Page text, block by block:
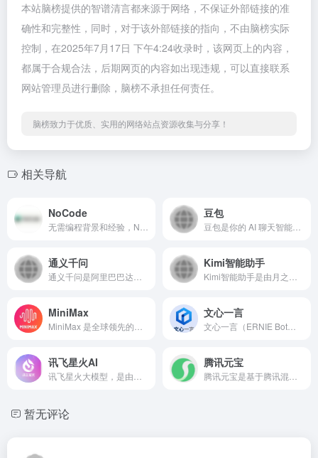
本站脑榜提供的智谱清言都来源于网络，不保证外部链接的准
确性和完整性，同时，对于该外部链接的指向，不由脑榜实际
控制，在2025年7月17日 下午4:24收录时，该网页上的内容，
都属于合规合法，后期网页的内容如出现违规，可以直接联系
网站管理员进行删除，脑榜不承担任何责任。
脑榜致力于优质、实用的网络站点资源收集与分享！
相关导航
NoCode 豆包
通义千问 Kimi智能助手
MiniMax 文心一言
讯飞星火AI 腾讯元宝
暂无评论